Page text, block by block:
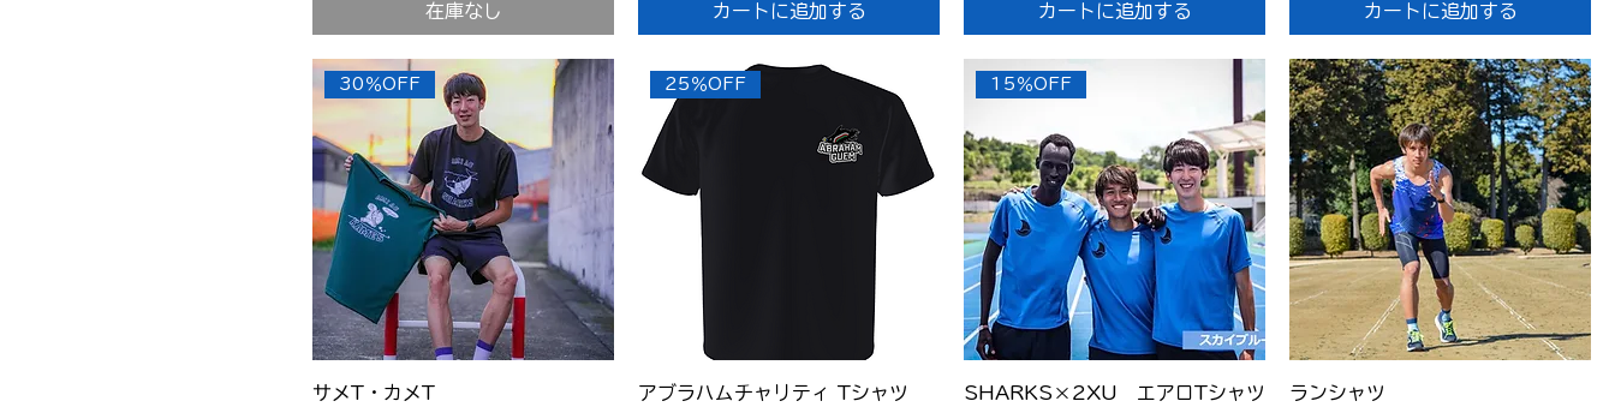
在庫なし カートに追加する カートに追加する カートに追加する
クイックビュー
30％OFF
サメT・カメT
クイックビュー
25％OFF
アブラハムチャリティ Tシャツ
クイックビュー
15％OFF
SHARKS×2XU エアロTシャツ
クイックビュー
ランシャツ